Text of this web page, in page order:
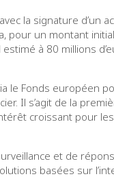
la signature d’un
pour un montant
à 80 millions
le Fonds européen
Il s’agit de la
croissant pour
et de
basées sur